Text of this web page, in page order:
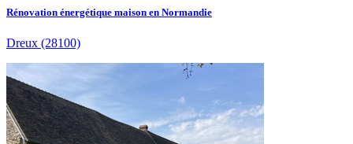
Rénovation énergétique maison en Normandie
Dreux (28100)